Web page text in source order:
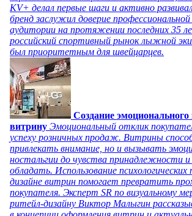
KV+ делал первые шаги и активно
бренд заслужил доверие
аудитории на протяжении последних 35
российский спортивный рынок лыжной
был приоритетным для швейцарцев.
Создание эмоционального
витрину Эмоциональный отклик
успеху розничных продаж. Витрины
привлекать внимание, но и вызывать
ностальгии до чувства принадлежности
обладать. Использование психологических
дизайне витрин помогает превратить
покупателя. Эксперт SR по визуальному
ритейл-дизайну Виктор Малыгин